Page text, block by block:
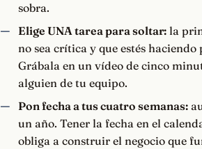
sobra.
Elige UNA tarea para soltar:la
no sea crítica y que estés haciendo
Grábala en un vídeo de cinco
alguien de tu equipo.
Pon fecha a tus cuatro semanas:
un año. Tener la fecha en el
obliga a construir el negocio que